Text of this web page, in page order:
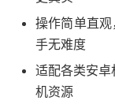
操作简单直
手无难度
适配各类安
机资源